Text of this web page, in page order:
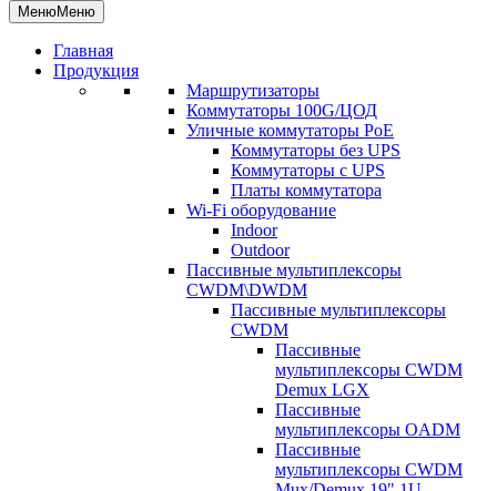
МенюМеню
Главная
Продукция
Маршрутизаторы
Коммутаторы 100G/ЦОД
Уличные коммутаторы PoE
Коммутаторы без UPS
Коммутаторы с UPS
Платы коммутатора
Wi-Fi оборудование
Indoor
Outdoor
Пассивные мультиплексоры
CWDM\DWDM
Пассивные мультиплексоры
CWDM
Пассивные
мультиплексоры CWDM
Demux LGX
Пассивные
мультиплексоры OADM
Пассивные
мультиплексоры CWDM